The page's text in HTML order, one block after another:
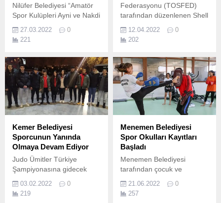
Nilüfer Belediyesi “Amatör
Spor Kulüpleri Ayni ve Nakdi
Nilüfer ilçesinde faaliyet
gösteren 26 amatör spor
27.03.2022
0
221
Federasyonu (TOSFED)
tarafından düzenlenen Shell
Şampiyonası’nda heyecan,
15-17 Nisan tarihlerinde
Bodrum’da başlıyor.
12.04.2022
0
202
Kemer Belediyesi
Sporcunun Yanında
Olmaya Devam Ediyor
Judo Ümitler Türkiye
Şampiyonasına gidecek
ulaşım biletleri Kemer
Belediyesi tarafından
03.02.2022
0
219
Menemen Belediyesi
Spor Okulları Kayıtları
Başladı
Menemen Belediyesi
tarafından çocuk ve
sporla içi içe olmalarını
sağlamak amacıyla
21.06.2022
0
257